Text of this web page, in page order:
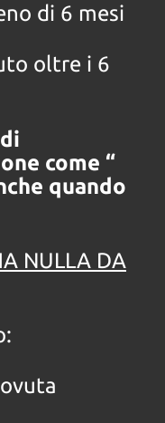
di 6 mesi
oltre i 6
come “
quando
NULLA DA